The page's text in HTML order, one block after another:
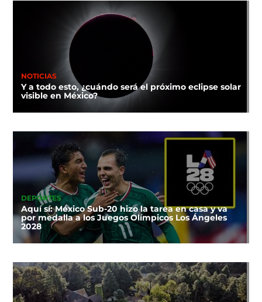
NOTICIAS
Y a todo esto, ¿cuándo será el próximo eclipse solar
visible en México?
DEPORTES
Aquí sí: México Sub-20 hizo la tarea en casa y va
por medalla a los Juegos Olímpicos Los Ángeles
2028